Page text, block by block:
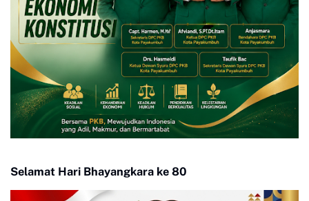
Selamat Hari Bhayangkara ke 80